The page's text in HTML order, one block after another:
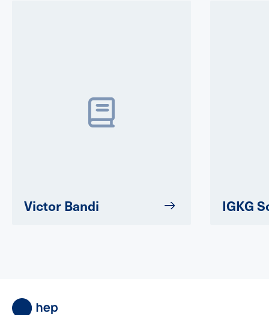
Victor Bandi IGKG